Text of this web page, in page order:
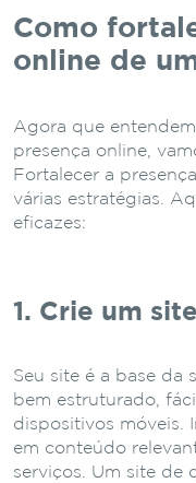
Como
online de
Agora que
presença online,
Fortalecer a
várias estratégias.
eficazes:
1. Crie um
Seu site é a base da
bem estruturado,
dispositivos móveis.
em conteúdo
serviços. Um site de